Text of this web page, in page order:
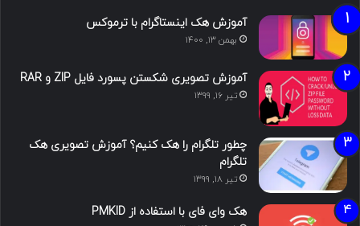
آموزش هک اینستاگرام با ترموکس
بهمن ۱۳, ۱۴۰۰
آموزش تصویری شکستن پسورد فایل ZIP و RAR
تیر ۱۶, ۱۳۹۹
چطور تلگرام را هک کنیم؟ آموزش تصویری هک
تلگرام
تیر ۱۸, ۱۳۹۹
هک وای فای با استفاده از PMKID